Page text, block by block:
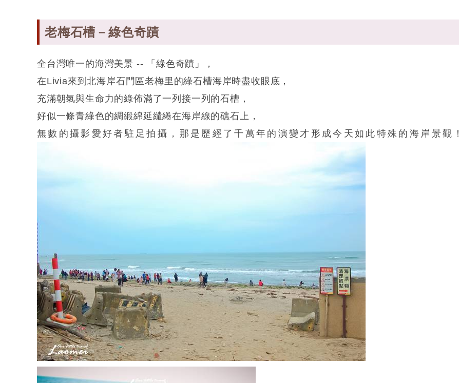
老梅石槽－綠色奇蹟
全台灣唯一的海灣美景 -- 「綠色奇蹟」，
在Livia來到北海岸石門區老梅里的綠石槽海岸時盡收眼底，
充滿朝氣與生命力的綠佈滿了一列接一列的石槽，
好似一條青綠色的綢緞綿延繾綣在海岸線的礁石上，
無數的攝影愛好者駐足拍攝，那是歷經了千萬年的演變才形成今天如此特殊的海岸景觀！